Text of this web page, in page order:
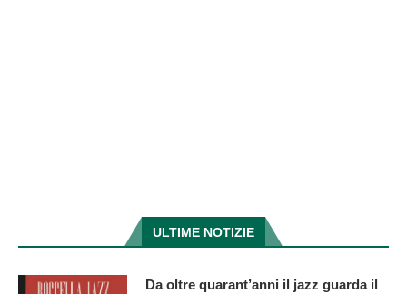
ULTIME NOTIZIE
Da oltre quarant’anni il jazz guarda il